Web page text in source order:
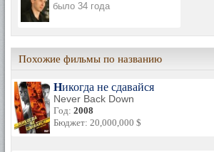
было 34 года
Похожие фильмы по названию
Никогда не сдавайся
Never Back Down
Год: 2008
Бюджет: 20,000,000 $